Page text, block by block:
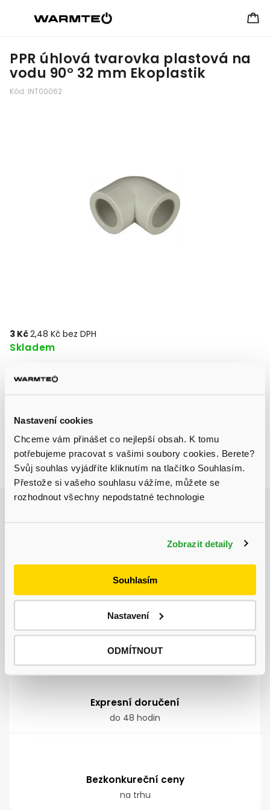
Nastavení cookies
Chceme vám přinášet co nejlepší obsah. K tomu
potřebujeme pracovat s vašimi soubory cookies. Berete?
Svůj souhlas vyjádříte kliknutím na tlačítko Souhlasím.
Přestože si vašeho souhlasu vážíme, můžete se
rozhodnout všechny nepodstatné technologie
Zobrazit detaily
Souhlasím
Nastavení
ODMÍTNOUT
PPR úhlová tvarovka plastová na
vodu 90° 32 mm Ekoplastik
Kód: INT00062
3 Kč2,48 Kč bez DPH
Skladem
Zeptat se Sdílet
Autodoprava
nadměrných nákladů kamkoliv v ČR
Expresní doručení
do 48 hodin
Bezkonkureční ceny
na trhu